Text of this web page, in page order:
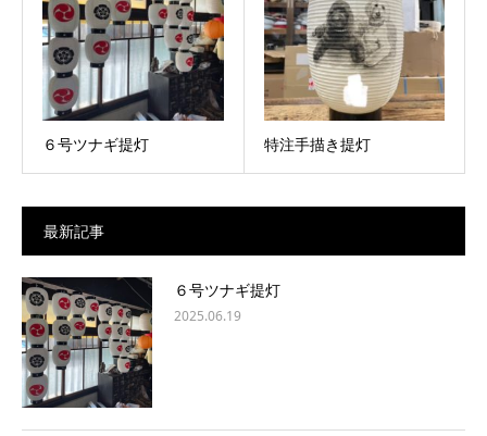
６号ツナギ提灯 特注手描き提灯
最新記事
６号ツナギ提灯
2025.06.19